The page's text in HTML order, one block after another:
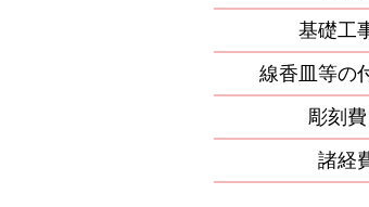
基礎工
線香皿等の
彫刻
諸経